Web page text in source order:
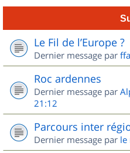
Le Fil de l’Europe ?
Dernier message par
Roc ardennes
Dernier message par
21:12
Parcours inter
Dernier message par le